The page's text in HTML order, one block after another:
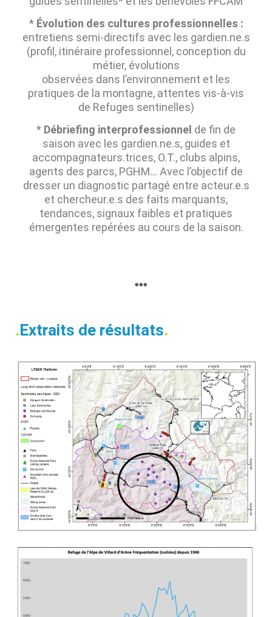
* Évolution des cultures professionnelles :
entretiens semi-directifs avec les gardien.ne.s
(profil, itinéraire professionnel, conception du
métier, évolutions
observées dans l’environnement et les
pratiques de la montagne, attentes vis-à-vis
de Refuges sentinelles)
* Débriefing interprofessionnel de fin de
saison avec les gardien.ne.s, guides et
accompagnateurs.trices, O.T., clubs alpins,
agents des parcs, PGHM… Avec l’objectif de
dresser un diagnostic partagé entre acteur.e.s
et chercheur.e.s des faits marquants,
tendances, signaux faibles et pratiques
émergentes repérées au cours de la saison.
.Extraits de résultats.